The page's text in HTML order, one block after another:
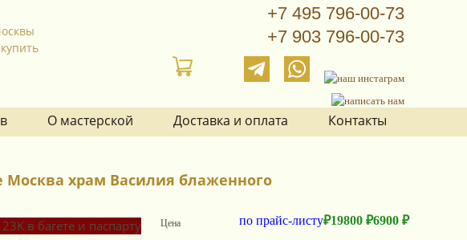
+7 495 796-00-73
+7 903 796-00-73
О мастерской Доставка и оплата Контакты
Москва храм Василия блаженного
Цена 6900 ₽
19800 ₽
₽
по прайс-листу